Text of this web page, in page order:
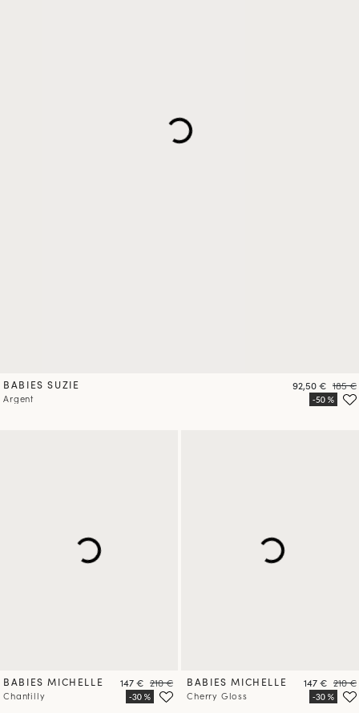
BABIES SUZIE
Argent
Prix
92,50 € Prix
185 €
BABIES MICHELLE
Chantilly
Prix
147 € Prix
210 € BABIES MICHELLE
Cherry Gloss
Prix
147 € Prix
210 €